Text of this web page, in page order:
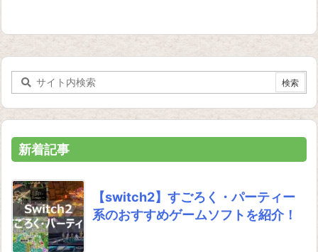
新着記事
【switch2】すごろく・パーティー
系のおすすめゲームソフトを紹介！